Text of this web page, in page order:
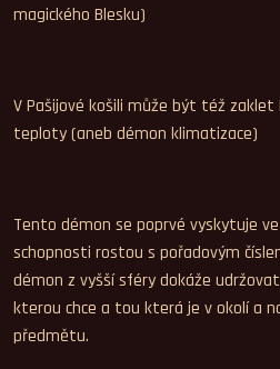
magického Blesku)
V Pašijové košili může být též zaklet
teploty (aneb démon klimatizace)
Tento démon se poprvé vyskytuje
schopnosti rostou s pořadovým
démon z vyšší sféry dokáže
kterou chce a tou která je v okolí a
předmětu.